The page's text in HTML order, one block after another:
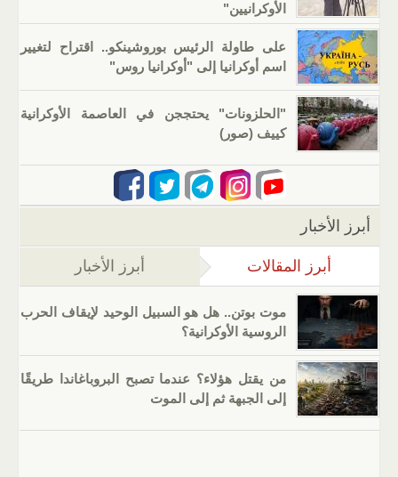
الأوكرانيين"
على طاولة الرئيس بوروشينكو.. اقتراح لتغيير
اسم أوكرانيا إلى "أوكرانيا روس"
"الحلزونات" يحتججن في العاصمة الأوكرانية
كييف (صور)
أبرز الأخبار
أبرز المقالات (علامة التبويب النشطة)
أبرز الأخبار
موت بوتن.. هل هو السبيل الوحيد لإيقاف الحرب
الروسية الأوكرانية؟
من يقتل هؤلاء؟ عندما تصبح البروباغاندا طريقًا
إلى الجبهة ثم إلى الموت